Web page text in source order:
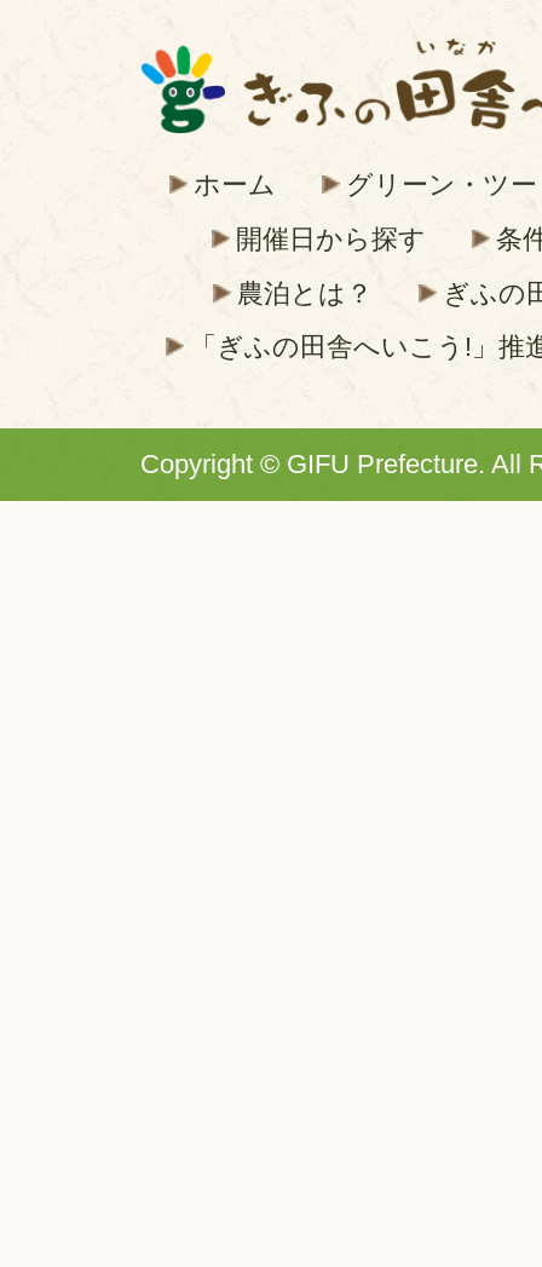
ホーム
グリーン・ツ
開催日から探す
条
農泊とは？
ぎふの
「ぎふの田舎へいこう!」推
Copyright © GIFU Prefecture. All